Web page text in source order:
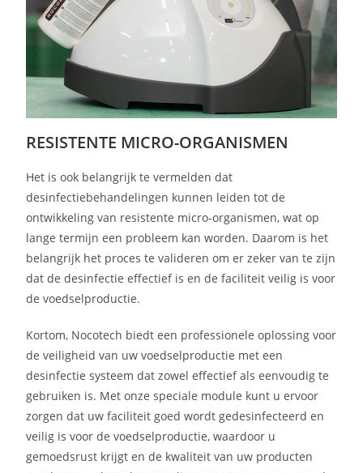
RESISTENTE MICRO-ORGANISMEN
Het is ook belangrijk te vermelden dat
desinfectiebehandelingen kunnen leiden tot de
ontwikkeling van resistente micro-organismen, wat op
lange termijn een probleem kan worden. Daarom is het
belangrijk het proces te valideren om er zeker van te zijn
dat de desinfectie effectief is en de faciliteit veilig is voor
de voedselproductie.
Kortom, Nocotech biedt een professionele oplossing voor
de veiligheid van uw voedselproductie met een
desinfectie systeem dat zowel effectief als eenvoudig te
gebruiken is. Met onze speciale module kunt u ervoor
zorgen dat uw faciliteit goed wordt gedesinfecteerd en
veilig is voor de voedselproductie, waardoor u
gemoedsrust krijgt en de kwaliteit van uw producten